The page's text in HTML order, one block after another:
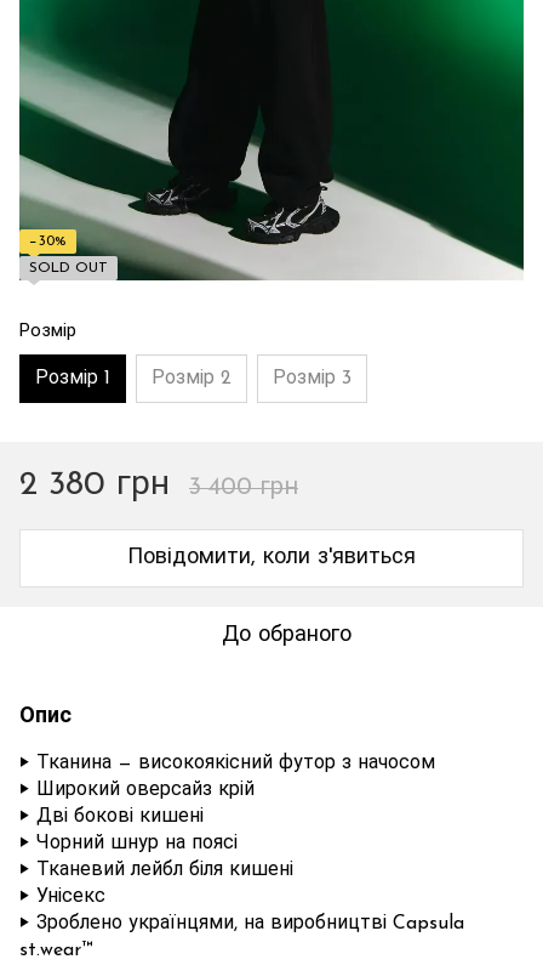
−30%
SOLD OUT
Розмір
Розмір 1 Розмір 2 Розмір 3
2 380 грн 3 400 грн
Повідомити, коли з'явиться
До обраного
Опис
‣ Тканина — високоякісний футор з начосом
‣ Широкий оверсайз крій
‣ Дві бокові кишені
‣ Чорний шнур на поясі
‣ Тканевий лейбл біля кишені
‣ Унісекс
‣ Зроблено українцями, на виробництві Capsula
st.wear™